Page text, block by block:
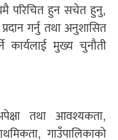
परिचित हुन सचेत हुनु,
गर्नु तथा अनुशासित
कार्यलाई मुख्य चुनौती
तथा आवश्यकता,
गाउँपालिकाको